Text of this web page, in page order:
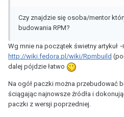
Czy znajdzie się osoba/mentor
budowania RPM?
Wg mnie na początek świetny artykuł
http://wiki.fedora.pl/wiki/Rpmbuild
dalej pójdzie łatwo
Na ogół paczki można przebudować
ściągając najnowsze źródła i
paczki z wersji poprzedniej.